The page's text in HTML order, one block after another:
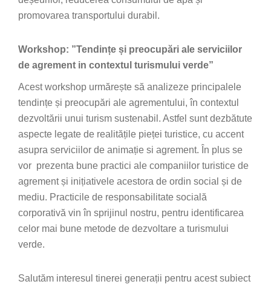
promovarea transportului durabil.
Workshop: ”Tendințe și preocupări ale serviciilor
de agrement in contextul turismului verde”
Acest workshop urmărește să analizeze principalele
tendințe și preocupări ale agrementului, în contextul
dezvoltării unui turism sustenabil. Astfel sunt dezbătute
aspecte legate de realitățile pieței turistice, cu accent
asupra serviciilor de animație si agrement. În plus se
vor prezenta bune practici ale companiilor turistice de
agrement și inițiativele acestora de ordin social și de
mediu. Practicile de responsabilitate socială
corporativă vin în sprijinul nostru, pentru identificarea
celor mai bune metode de dezvoltare a turismului
verde.
Salutăm interesul tinerei generații pentru acest subiect